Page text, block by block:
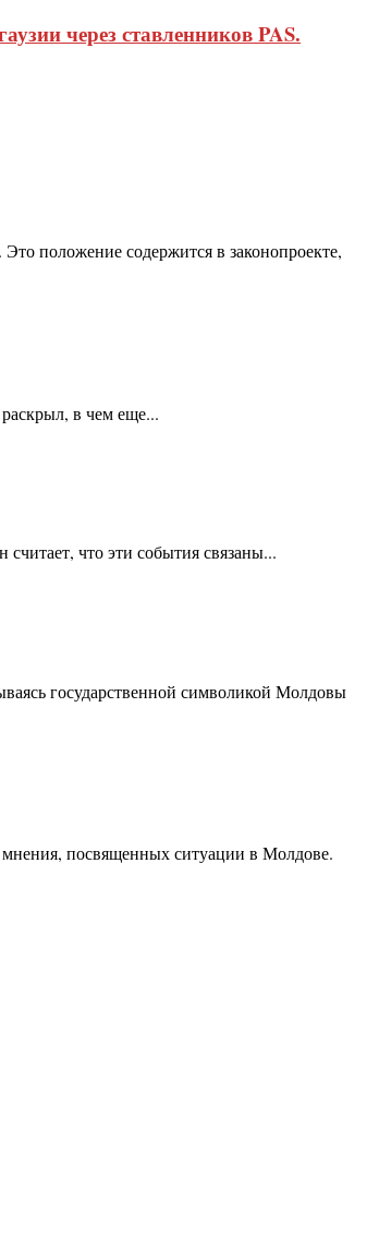
через ставленников PAS.
положение содержится в законопроекте,
в чем еще...
что эти события связаны...
государственной символикой Молдовы
мнения, посвященных ситуации в Молдове.